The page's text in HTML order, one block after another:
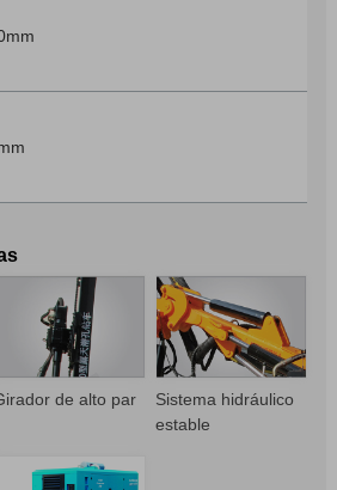
de alto par
Sistema hidráulico
estable